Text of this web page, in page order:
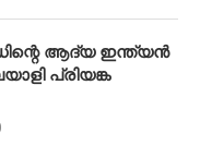
ആദ്യ ഇന്ത്യൻ
പ്രിയങ്ക